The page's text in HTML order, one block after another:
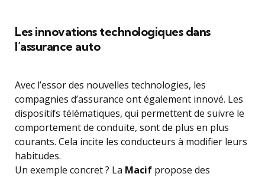
Les innovations technologiques dans
l’assurance auto
Avec l’essor des nouvelles technologies, les
compagnies d’assurance ont également innové. Les
dispositifs télématiques, qui permettent de suivre le
comportement de conduite, sont de plus en plus
courants. Cela incite les conducteurs à modifier leurs
habitudes.
Un exemple concret ? La Macif propose des